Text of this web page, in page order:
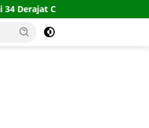
Ketum Asbanda